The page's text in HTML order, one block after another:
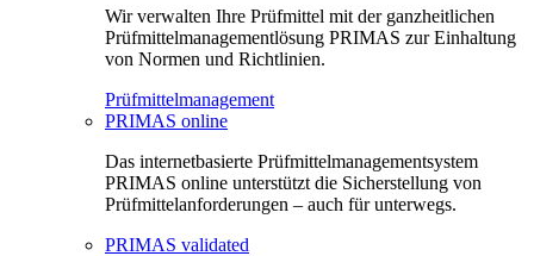
Wir verwalten Ihre Prüfmittel mit der ganzheitlichen
Prüfmittelmanagementlösung PRIMAS zur Einhaltung
von Normen und Richtlinien.
Prüfmittelmanagement
PRIMAS online
Das internetbasierte Prüfmittelmanagementsystem
PRIMAS online unterstützt die Sicherstellung von
Prüfmittelanforderungen – auch für unterwegs.
PRIMAS validated